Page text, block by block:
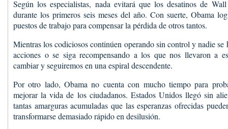
Según los especialistas, nada evitará que los desatinos de
durante los primeros seis meses del año. Con suerte, Obama
puestos de trabajo para compensar la pérdida de otros tantos.
Mientras los codiciosos continúen operando sin control y nadie se
acciones o se siga recompensando a los que nos llevaron a
cambiar y seguiremos en una espiral descendente.
Por otro lado, Obama no cuenta con mucho tiempo para
mejorar la vida de los ciudadanos. Estados Unidos llegó sin
tantas amarguras acumuladas que las esperanzas ofrecidas
transformarse demasiado rápido en desilusión.